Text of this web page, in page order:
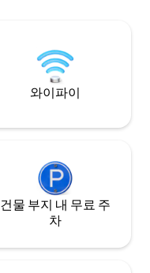
서 윔벌리의 마법
와이파이
건물 부지 내 무료 주
차